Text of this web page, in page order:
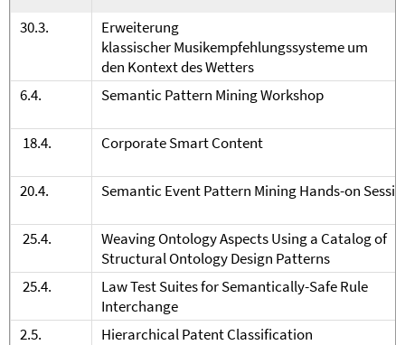
30.3.
Erweiterung
klassischer Musikempfehlungssysteme um
den Kontext des Wetters
6.4.
Semantic Pattern Mining Workshop
18.4. Corporate Smart Content
20.4. Semantic Event Pattern Mining Hands-on
25.4.
Weaving Ontology Aspects Using a Catalog of
Structural Ontology Design Patterns
25.4.
Law Test Suites for Semantically-Safe Rule
Interchange
2.5.
Hierarchical Patent Classification